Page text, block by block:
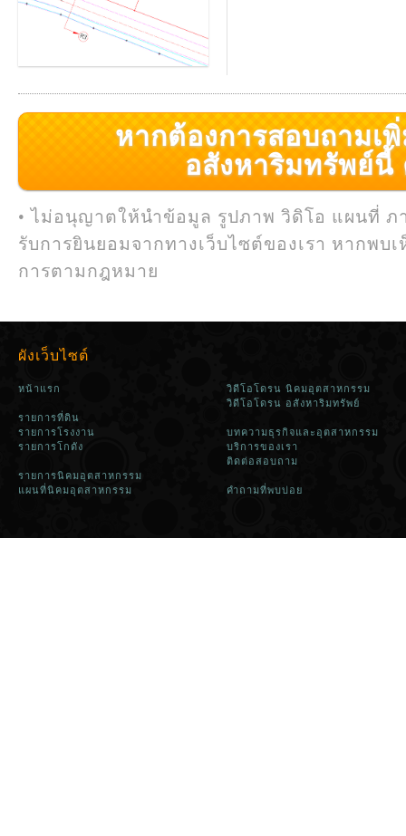
หากต้องการสอบถามเ
อสังหาริมทรัพย์นี้
• ไม่อนุญาตให้นำข้อมูล รูปภาพ วิดิโอ แผนที่ ภ
รับการยินยอมจากทางเว็บไซต์ของเรา หากพบ
การตามกฎหมาย
ผังเว็บไซต์
หน้าแรก
รายการที่ดิน
รายการโรงงาน
รายการโกดัง
รายการนิคมอุตสาหกรรม
แผนที่นิคมอุตสาหกรรม
วิดีโอโดรน นิคมอุตสาหกรรม
วิดีโอโดรน อสังหาริมทรัพย์
บทความธุรกิจและอุตสาหกรรม
บริการของเรา
ติดต่อสอบถาม
คำถามที่พบบ่อย